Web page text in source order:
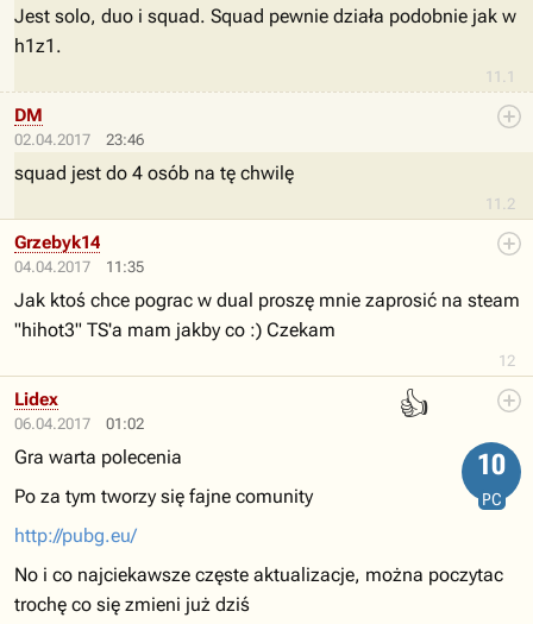
11.1
Jest solo, duo i squad. Squad pewnie działa podobnie jak w
h1z1.
02.04.2017 23:46
11.2
DM
squad jest do 4 osób na tę chwilę
04.04.2017 11:35
12
Grzebyk14
Jak ktoś chce pograc w dual proszę mnie zaprosić na steam
"hihot3" TS'a mam jakby co :) Czekam
06.04.2017 01:02
👍
Lidex
10
PC
Gra warta polecenia
Po za tym tworzy się fajne comunity
http://pubg.eu/
No i co najciekawsze częste aktualizacje, można poczytac
trochę co się zmieni już dziś